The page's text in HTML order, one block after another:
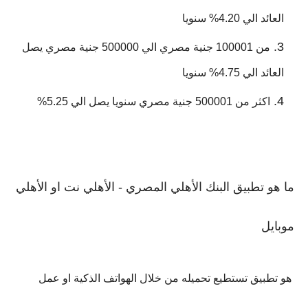
العائد الي 4.20% سنويا
من 100001 جنية مصري الي 500000 جنية مصري يصل
العائد الي 4.75% سنويا
اكثر من 500001 جنية مصري سنويا يصل الي 5.25%
ما هو تطبيق البنك الأهلي المصري - الأهلي نت او الأهلي
موبايل
هو تطبيق تستطيع تحميله من خلال الهواتف الذكية او عمل